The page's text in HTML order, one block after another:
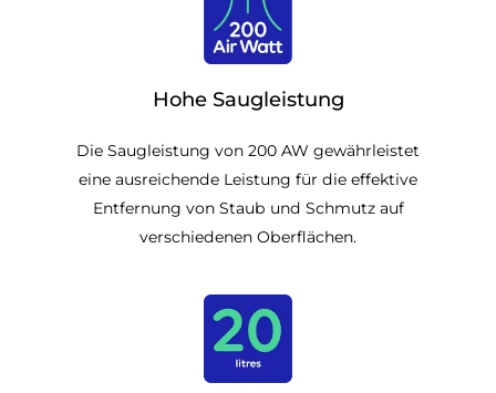
Hohe Saugleistung
Die Saugleistung von 200 AW gewährleistet
eine ausreichende Leistung für die effektive
Entfernung von Staub und Schmutz auf
verschiedenen Oberflächen.